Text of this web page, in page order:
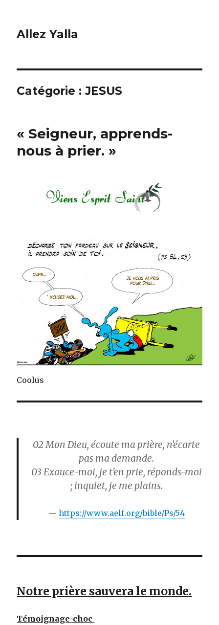
Allez Yalla
Catégorie :JESUS
« Seigneur, apprends-
nous à prier. »
Coolus
02 Mon Dieu, écoute ma prière, n’écarte
pas ma demande.
03 Exauce-moi, je t’en prie, réponds-moi
; inquiet, je me plains.
https://www.aelf.org/bible/Ps/54
Notre prière sauvera le monde.
Témoignage-choc